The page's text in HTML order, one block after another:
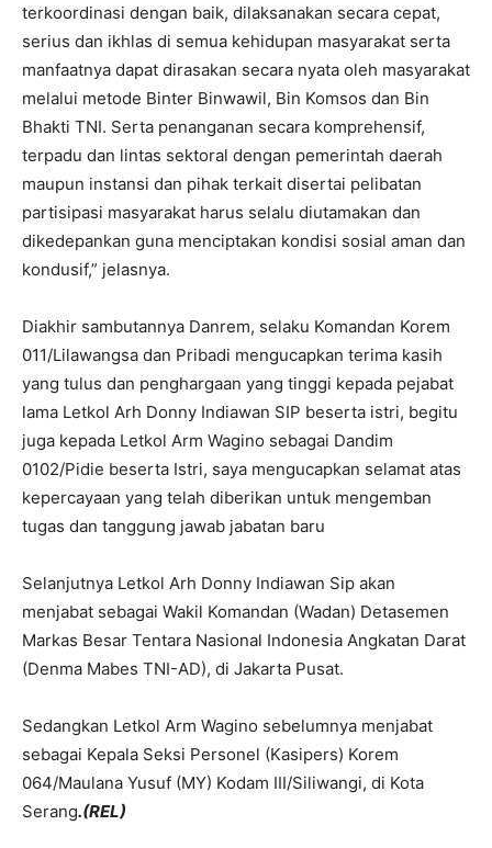
terkoordinasi dengan baik, dilaksanakan secara cepat,
serius dan ikhlas di semua kehidupan masyarakat serta
manfaatnya dapat dirasakan secara nyata oleh masyarakat
melalui metode Binter Binwawil, Bin Komsos dan Bin
Bhakti TNI. Serta penanganan secara komprehensif,
terpadu dan lintas sektoral dengan pemerintah daerah
maupun instansi dan pihak terkait disertai pelibatan
partisipasi masyarakat harus selalu diutamakan dan
dikedepankan guna menciptakan kondisi sosial aman dan
kondusif,” jelasnya.
Diakhir sambutannya Danrem, selaku Komandan Korem
011/Lilawangsa dan Pribadi mengucapkan terima kasih
yang tulus dan penghargaan yang tinggi kepada pejabat
lama Letkol Arh Donny Indiawan SIP beserta istri, begitu
juga kepada Letkol Arm Wagino sebagai Dandim
0102/Pidie beserta Istri, saya mengucapkan selamat atas
kepercayaan yang telah diberikan untuk mengemban
tugas dan tanggung jawab jabatan baru
Selanjutnya Letkol Arh Donny Indiawan Sip akan
menjabat sebagai Wakil Komandan (Wadan) Detasemen
Markas Besar Tentara Nasional Indonesia Angkatan Darat
(Denma Mabes TNI-AD), di Jakarta Pusat.
Sedangkan Letkol Arm Wagino sebelumnya menjabat
sebagai Kepala Seksi Personel (Kasipers) Korem
064/Maulana Yusuf (MY) Kodam III/Siliwangi, di Kota
Serang.(REL)